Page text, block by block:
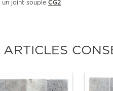
joint souple CG2
ARTICLES